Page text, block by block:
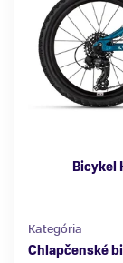
Bicykel
Kategória
Chlapčenské